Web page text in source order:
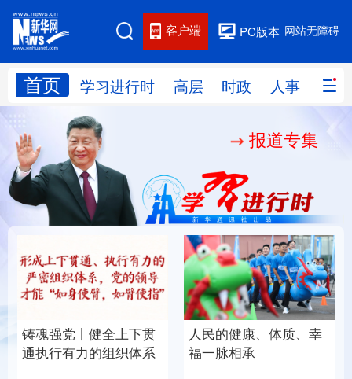
网站无障碍
PC版本
客户端
首页 学习进行时 高层 时政 人事 国际
网站地图
学习进行时 人事
国际 财经 网评
思客智库 全球连线 教育
科技 科创 量子 体育
文化 书画 健康 军事
访谈 视频 图片 政务
报道专集
铸魂强党丨健全上下贯
通执行有力的组织体系
人民的健康、体质、幸
福一脉相承